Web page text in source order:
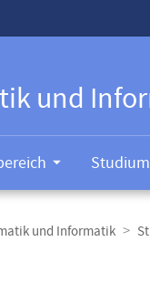
und
Studium
und Informatik